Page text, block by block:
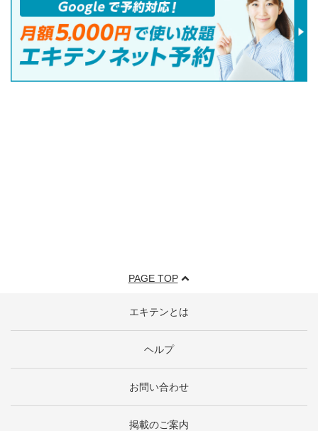
PAGE TOP
エキテンとは
ヘルプ
お問い合わせ
掲載のご案内